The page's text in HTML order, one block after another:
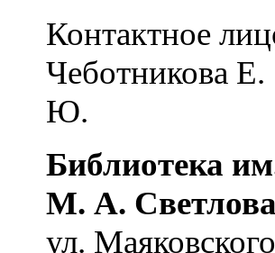
Контактное
Чеботникова Е.
Ю.
Библиотека
М. А. Светлова
ул.